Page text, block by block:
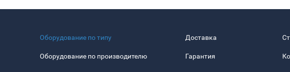
Оборудование по типу
Оборудование по производителю
Доставка
Гарантия